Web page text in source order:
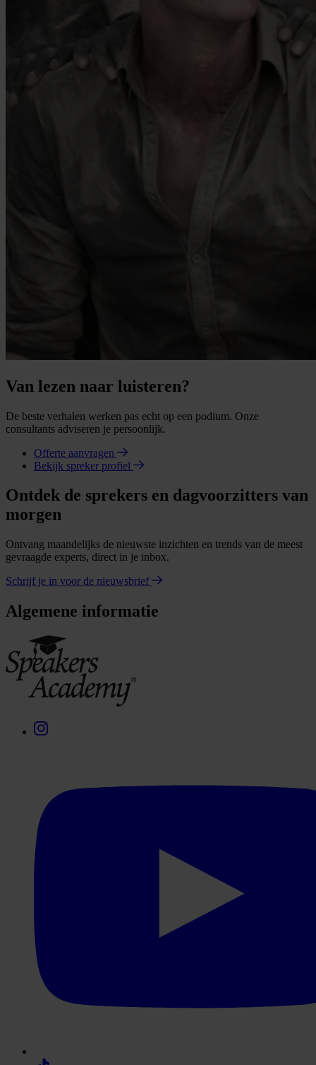
Van lezen naar luisteren?
De beste verhalen werken pas echt op een podium. Onze
consultants adviseren je persoonlijk.
Offerte aanvragen
Bekijk spreker profiel
Ontdek de sprekers en dagvoorzitters van
morgen
Ontvang maandelijks de nieuwste inzichten en trends van de meest
gevraagde experts, direct in je inbox.
Schrijf je in voor de nieuwsbrief
Algemene informatie